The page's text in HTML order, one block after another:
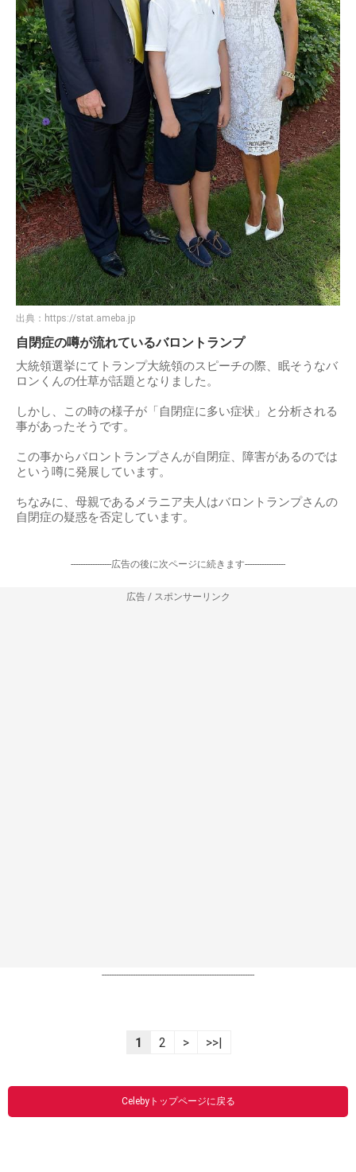
出典： https://stat.ameba.jp
自閉症の噂が流れているバロントランプ
大統領選挙にてトランプ大統領のスピーチの際、眠そうなバ
ロンくんの仕草が話題となりました。
しかし、この時の様子が「自閉症に多い症状」と分析される
事があったそうです。
この事からバロントランプさんが自閉症、障害があるのでは
という噂に発展しています。
ちなみに、母親であるメラニア夫人はバロントランプさんの
自閉症の疑惑を否定しています。
-----------------広告の後に次ページに続きます-----------------
広告 / スポンサーリンク
----------------------------------------------------------------
1 2 > >>|
Celebyトップページに戻る